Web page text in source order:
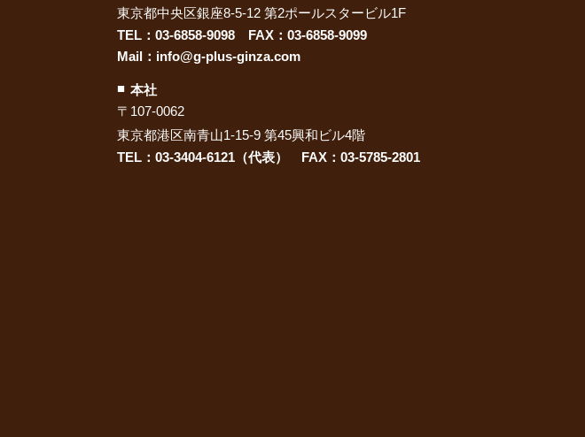
東京都中央区銀座8-5-12 第2ポールスタービル1F
TEL： 03-6858-9098 FAX：03-6858-9099
Mail： info@g-plus-ginza.com
本社
〒107-0062
東京都港区南青山1-15-9 第45興和ビル4階
TEL：03-3404-6121（代表） FAX：03-5785-2801